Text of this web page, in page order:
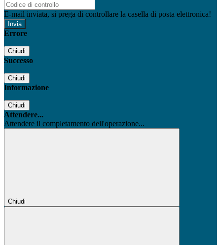
E-mail inviata, si prega di controllare la casella di posta elettronica!
Errore
Chiudi
Successo
Chiudi
Informazione
Chiudi
Attendere...
Attendere il completamento dell'operazione...
Chiudi